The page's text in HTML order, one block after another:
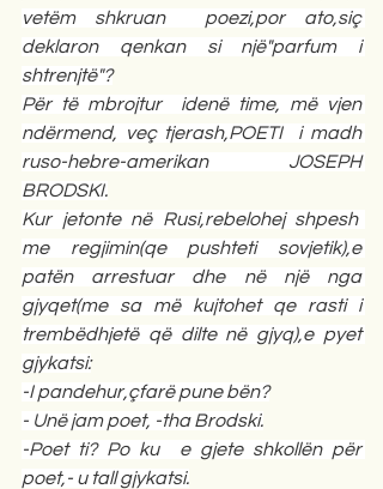
vetëm shkruan  poezi,por ato,siç
deklaron qenkan si një"parfum i
shtrenjtë"?
Për të mbrojtur  idenë time, më vjen
ndërmend, veç tjerash,POETI  i madh
ruso-hebre-amerikan JOSEPH
BRODSKI.
Kur jetonte në Rusi,rebelohej shpesh
me regjimin(qe pushteti sovjetik),e
patën arrestuar dhe në një nga
gjyqet(me sa më kujtohet qe rasti i
trembëdhjetë që dilte në gjyq),e pyet
gjykatsi:
-I pandehur,çfarë pune bën?
- Unë jam poet, -tha Brodski.
-Poet ti? Po ku  e gjete shkollën për
poet,- u tall gjykatsi.